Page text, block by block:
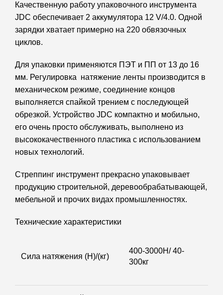
Качественную работу упаковочного инструмента
JDC обеспечивает 2 аккумулятора 12 V/4.0. Одной
зарядки хватает примерно на 220 обвязочных
циклов.
Для упаковки применяются ПЭТ и ПП от 13 до 16
мм. Регулировка натяжение ленты производится в
механическом режиме, соединение концов
выполняется спайкой трением с последующей
обрезкой. Устройство JDC компактно и мобильно,
его очень просто обслуживать, выполнено из
высококачественного пластика с использованием
новых технологий.
Стреппинг инструмент прекрасно упаковывает
продукцию строительной, деревообрабатывающей,
мебельной и прочих видах промышленностях.
Технические характеристики
Сила натяжения (Н)/(кг)
400-3000Н/ 40-
300кг